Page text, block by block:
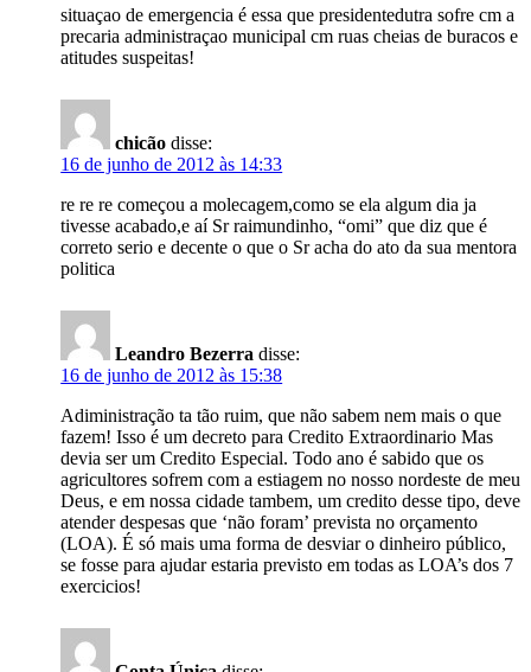
situaçao de emergencia é essa que presidentedutra sofre cm a
precaria administraçao municipal cm ruas cheias de buracos e
atitudes suspeitas!
chicão disse:
16 de junho de 2012 às 14:33
re re re começou a molecagem,como se ela algum dia ja
tivesse acabado,e aí Sr raimundinho, “omi” que diz que é
correto serio e decente o que o Sr acha do ato da sua mentora
politica
Leandro Bezerra disse:
16 de junho de 2012 às 15:38
Adiministração ta tão ruim, que não sabem nem mais o que
fazem! Isso é um decreto para Credito Extraordinario Mas
devia ser um Credito Especial. Todo ano é sabido que os
agricultores sofrem com a estiagem no nosso nordeste de meu
Deus, e em nossa cidade tambem, um credito desse tipo, deve
atender despesas que ‘não foram’ prevista no orçamento
(LOA). É só mais uma forma de desviar o dinheiro público,
se fosse para ajudar estaria previsto em todas as LOA’s dos 7
exercicios!